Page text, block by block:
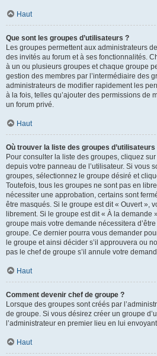
Haut
Que sont les groupes d’utilisateurs ?
Les groupes permettent aux administrateurs
des invités au forum et à ses fonctionnalités.
à un ou plusieurs groupes et chaque groupe
gestion des membres par l’intermédiaire des
administrateurs de modifier rapidement les
à la fois, telles qu’ajouter des permissions de
un forum privé.
Haut
Où trouver la liste des groupes
Pour consulter la liste des groupes, cliquez
depuis votre panneau de l’utilisateur. Si vous
groupes, sélectionnez le groupe désiré et
Toutefois, tous les groupes ne sont pas en
nécessiter une approbation, certains sont
être masqués. Si le groupe est dit « Ouvert »,
librement. Si le groupe est dit « À la demande
groupe mais votre demande nécessitera
groupe. Ce dernier pourra vous demander
le groupe et ainsi décider s’il approuvera ou
pas le chef de groupe s’il annule votre
Haut
Comment devenir chef de groupe ?
Lorsque des groupes sont créés par
de groupe. Si vous désirez créer un groupe
l’administrateur en premier lieu en lui
Haut